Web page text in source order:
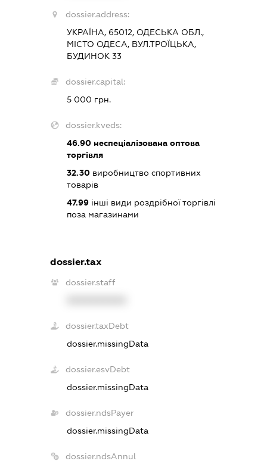
dossier.address:
УКРАЇНА, 65012, ОДЕСЬКА ОБЛ.,
МІСТО ОДЕСА, ВУЛ.ТРОЇЦЬКА,
БУДИНОК 33
dossier.capital:
5 000 грн.
dossier.kveds:
46.90 неспеціалізована оптова
торгівля
32.30 виробництво спортивних
товарів
47.99 інші види роздрібної торгівлі
поза магазинами
dossier.tax
dossier.staff
dossier.taxDebt
dossier.missingData
dossier.esvDebt
dossier.missingData
dossier.ndsPayer
dossier.missingData
dossier.ndsAnnul